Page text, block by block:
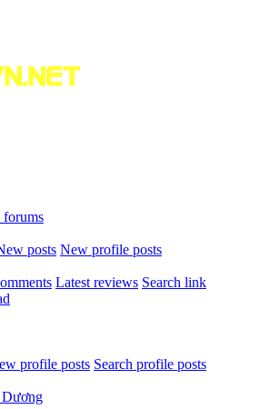
forums
posts New profile posts
Latest reviews Search link
profile posts Search profile posts